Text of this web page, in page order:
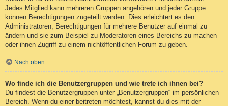
Jedes Mitglied kann mehreren Gruppen angehören und jeder Gruppe
können Berechtigungen zugeteilt werden. Dies erleichtert es den
Administratoren, Berechtigungen für mehrere Benutzer auf einmal zu
ändern und sie zum Beispiel zu Moderatoren eines Bereichs zu machen
oder ihnen Zugriff zu einem nichtöffentlichen Forum zu geben.
Nach oben
Wo finde ich die Benutzergruppen und wie trete ich ihnen bei?
Du findest die Benutzergruppen unter „Benutzergruppen“ im persönlichen
Bereich. Wenn du einer beitreten möchtest, kannst du dies mit der